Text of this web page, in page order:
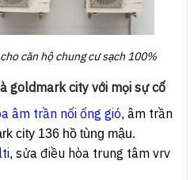
căn hộ chung cư sạch 100%
goldmark city với mọi sự cố
âm trần nối ống gió, âm trần
city 136 hồ tùng mậu.
, sửa điều hòa trung tâm vrv